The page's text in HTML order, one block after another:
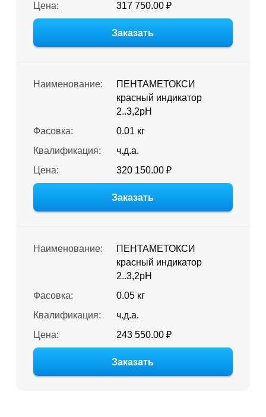
Цена:
317 750.00 ₽
Заказать
Наименование:
ПЕНТАМЕТОКСИ
красный индикатор
2..3,2pH
Фасовка:
0.01 кг
Квалификация:
ч.д.а.
Цена:
320 150.00 ₽
Заказать
Наименование:
ПЕНТАМЕТОКСИ
красный индикатор
2..3,2pH
Фасовка:
0.05 кг
Квалификация:
ч.д.а.
Цена:
243 550.00 ₽
Заказать